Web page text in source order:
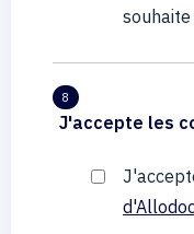
8
J'accepte les